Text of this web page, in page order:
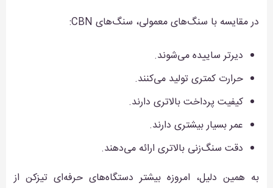
در مقایسه با سنگ‌های معمولی، سنگ‌های CBN:
دیرتر ساییده می‌شوند.
حرارت کمتری تولید می‌کنند.
کیفیت پرداخت بالاتری دارند.
عمر بسیار بیشتری دارند.
دقت سنگ‌زنی بالاتری ارائه می‌دهند.
به همین دلیل، امروزه بیشتر دستگاه‌های حرفه‌ای تیزکن از